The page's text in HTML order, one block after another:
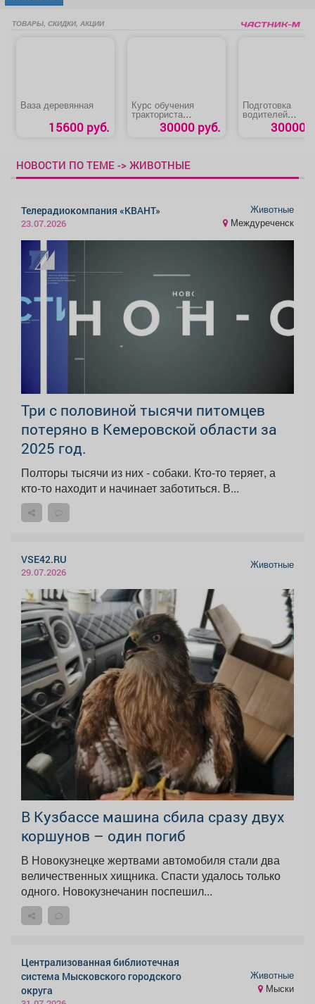
ТОВАРЫ, СКИДКИ, АКЦИИ
Ваза деревянная
15600 руб.
Курс обучения
тракториста
категории «В»
30000 руб.
Подготовка
водителей
карьерного
самосвала30000
НОВОСТИ ПО ТЕМЕ -> ЖИВОТНЫЕ
Телерадиокомпания «КВАНТ»
23.07.2026
Животные
Междуреченск
Три с половиной тысячи питомцев
потеряно в Кемеровской области за
2025 год.
Полторы тысячи из них - собаки. Кто-то теряет, а
кто-то находит и начинает заботиться. В...
VSE42.RU
29.07.2026
Животные
В Кузбассе машина сбила сразу двух
коршунов – один погиб
В Новокузнецке жертвами автомобиля стали два
величественных хищника. Спасти удалось только
одного. Новокузнечанин поспешил...
Централизованная библиотечная
система Мысковского городского
округа
Животные
Мыски